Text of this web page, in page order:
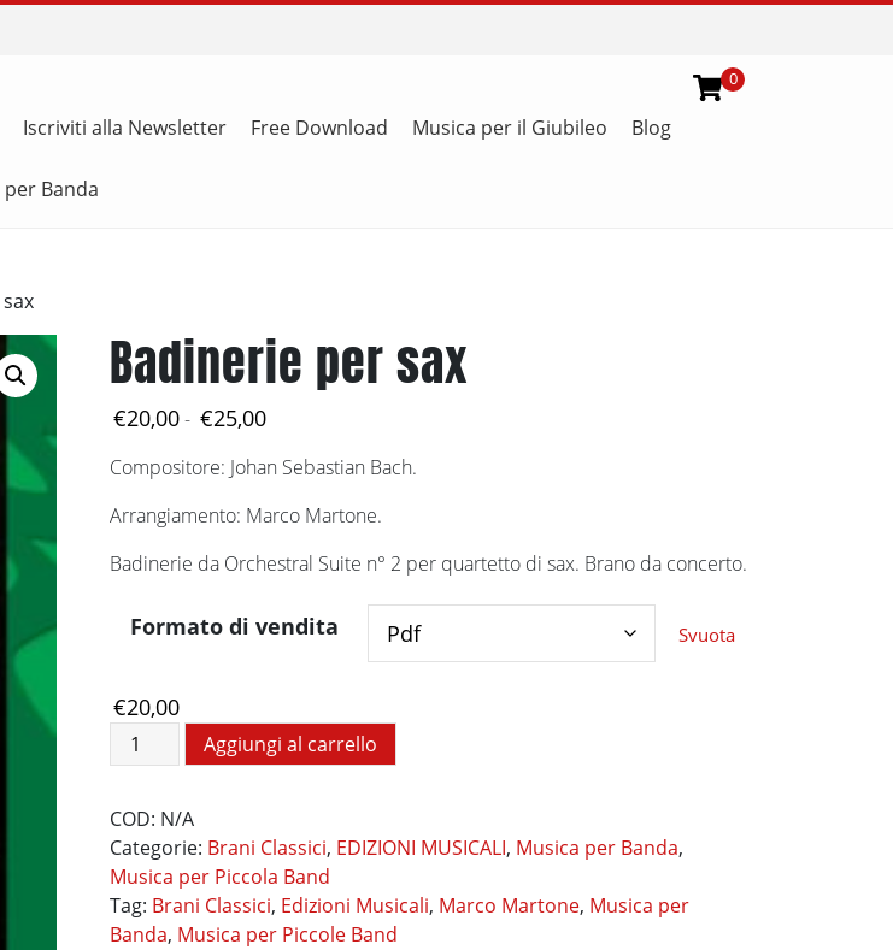
0
Iscriviti alla Newsletter Free Download Musica per il Giubileo Blog
per Banda
Badinerie per sax
€20,00- €25,00Fascia
prezzo:
€20,00
a
Compositore: Johan Sebastian Bach.
Arrangiamento: Marco Martone.
Badinerie da Orchestral Suite n° 2 per quartetto di sax. Brano da concerto.
Formato di vendita Svuota
€20,00
Badinerie
per
quantità
Aggiungi al carrello
COD: N/A
Categorie: Brani Classici, EDIZIONI MUSICALI, Musica per Banda,
Musica per Piccola Band
Tag: Brani Classici, Edizioni Musicali, Marco Martone, Musica per
Banda, Musica per Piccole Band